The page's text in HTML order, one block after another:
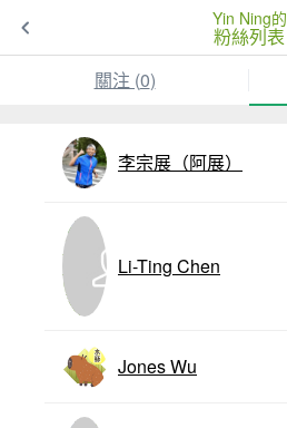
Yin Ning的
粉絲列表
關注 (0)
李宗展（阿展）
Li-Ting Chen
Jones Wu